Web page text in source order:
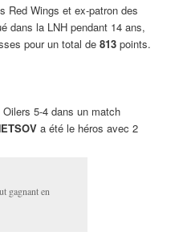
Red Wings et ex-patron des
dans la LNH pendant 14 ans,
pour un total de813 points.
5-4 dans un match
a été le héros avec 2
gagnant en